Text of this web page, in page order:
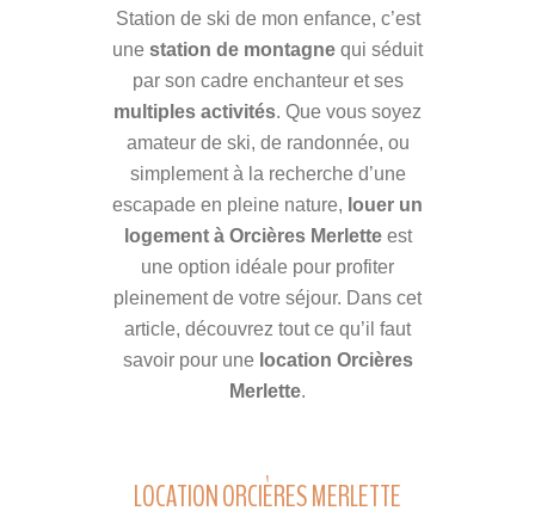
Station de ski de mon enfance, c’est
une station de montagne qui séduit
par son cadre enchanteur et ses
multiples activités. Que vous soyez
amateur de ski, de randonnée, ou
simplement à la recherche d’une
escapade en pleine nature, louer un
logement à Orcières Merletteest
une option idéale pour profiter
pleinement de votre séjour. Dans cet
article, découvrez tout ce qu’il faut
savoir pour une location Orcières
Merlette.
LOCATION ORCIÈRES MERLETTE